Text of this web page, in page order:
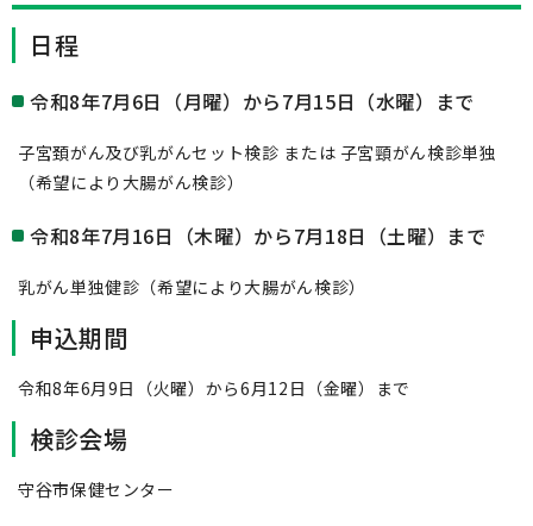
日程
令和8年7月6日（月曜）から7月15日（水曜）まで
子宮頚がん及び乳がんセット検診 または 子宮頸がん検診単独
（希望により大腸がん検診）
令和8年7月16日（木曜）から7月18日（土曜）まで
乳がん単独健診（希望により大腸がん検診）
申込期間
令和8年6月9日（火曜）から6月12日（金曜）まで
検診会場
守谷市保健センター